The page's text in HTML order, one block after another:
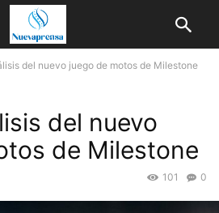
del nuevo juego de motos de Milestone
del nuevo
de Milestone
0
101